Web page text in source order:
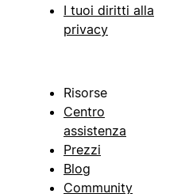
I tuoi diritti alla
privacy
Risorse
Centro
assistenza
Prezzi
Blog
Community